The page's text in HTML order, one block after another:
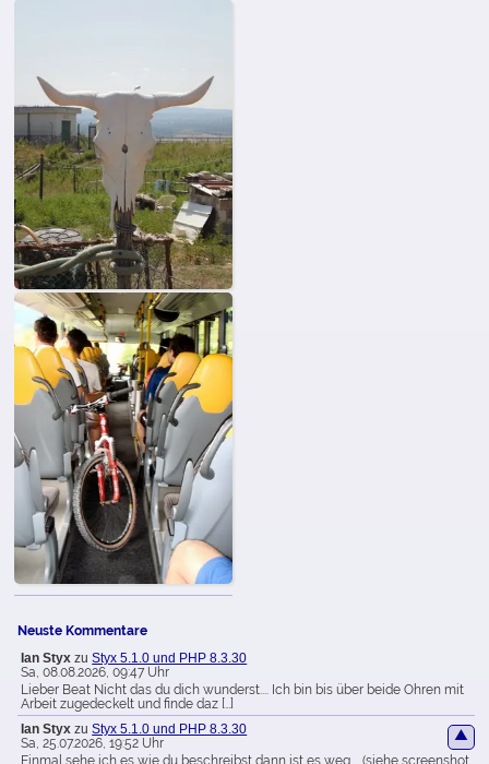
Neuste Kommentare
Ian Styx zuStyx 5.1.0 und PHP 8.3.30
Sa, 08.08.2026, 09:47 Uhr
Lieber Beat Nicht das du dich wunderst.... Ich bin bis über beide Ohren mit
Arbeit zugedeckelt und finde daz […]
Ian Styx zuStyx 5.1.0 und PHP 8.3.30
Sa, 25.07.2026, 19:52 Uhr
Einmal sehe ich es wie du beschreibst dann ist es weg.... (siehe screenshot
▲